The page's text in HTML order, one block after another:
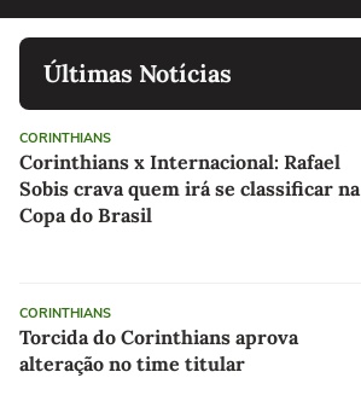
Últimas Notícias
CORINTHIANS
Corinthians x Internacional: Rafael
Sobis crava quem irá se classificar na
Copa do Brasil
CORINTHIANS
Torcida do Corinthians aprova
alteração no time titular